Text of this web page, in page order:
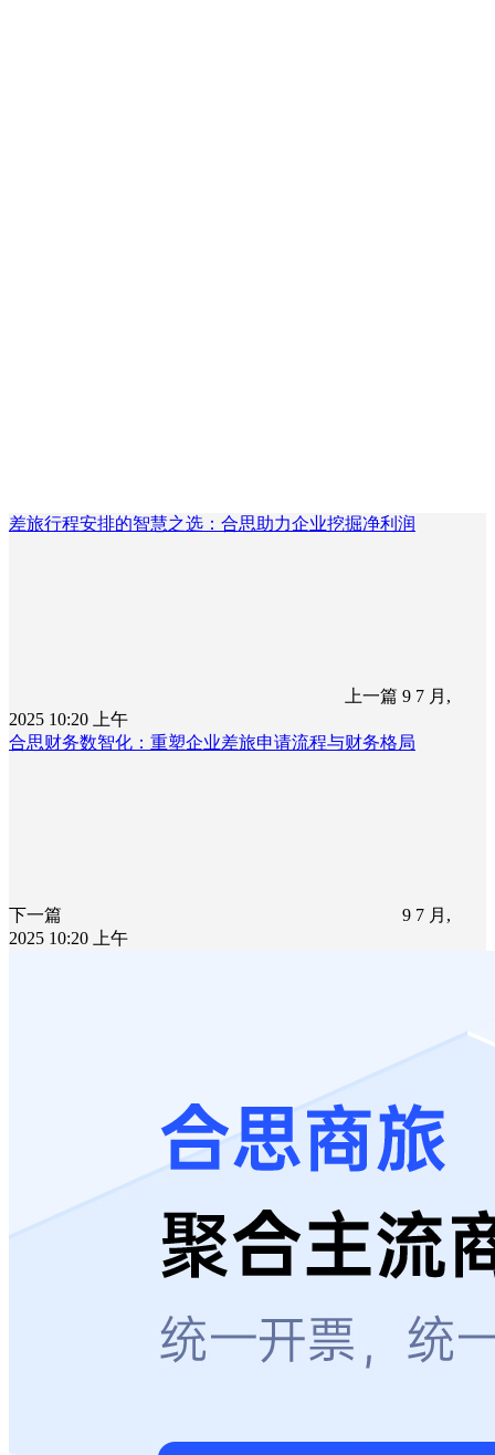
差旅行程安排的智慧之选：合思助力企业挖掘净利润
上一篇 9 7 月,
2025 10:20 上午
合思财务数智化：重塑企业差旅申请流程与财务格局
下一篇
9 7 月,
2025 10:20 上午